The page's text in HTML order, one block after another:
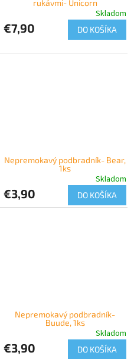
rukávmi- Unicorn
Skladom
€7,90 DO KOŠÍKA
Nepremokavý podbradník- Bear,
1ks
Skladom
€3,90 DO KOŠÍKA
Nepremokavý podbradník-
Buude, 1ks
Skladom
€3,90 DO KOŠÍKA